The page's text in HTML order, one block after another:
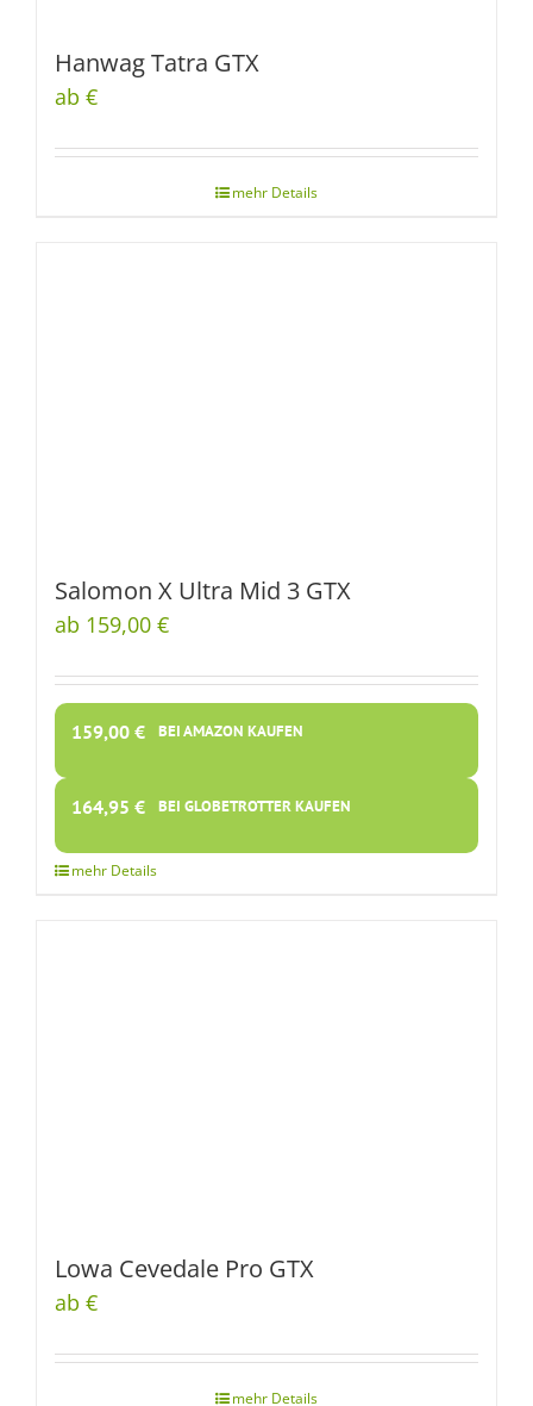
Hanwag Tatra GTX
ab €
Salomon X Ultra Mid 3 GTX
ab 159,00 €
159,00 € BEI AMAZON KAUFEN
164,95 € BEI GLOBETROTTER KAUFEN
Lowa Cevedale Pro GTX
ab €